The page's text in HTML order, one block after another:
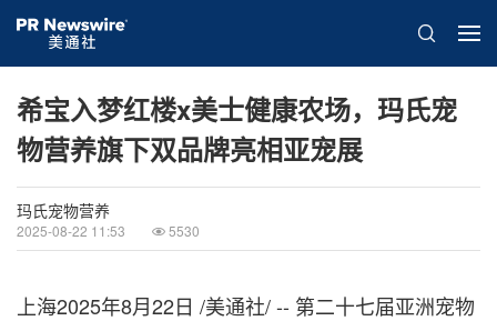
希宝入梦红楼x美士健康农场，玛氏宠
物营养旗下双品牌亮相亚宠展
玛氏宠物营养
2025-08-22 11:53 5530
上海2025年8月22日 /美通社/ -- 第二十七届亚洲宠物